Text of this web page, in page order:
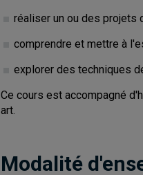
réaliser un ou des projets
comprendre et mettre à
explorer des techniques
Ce cours est accompagné
art.
Modalité